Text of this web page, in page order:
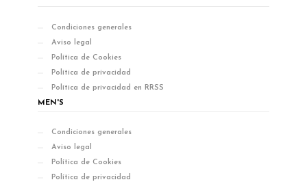
Condiciones generales
Aviso legal
Política de Cookies
Política de privacidad
Política de privacidad en RRSS
MEN'S
Condiciones generales
Aviso legal
Política de Cookies
Política de privacidad